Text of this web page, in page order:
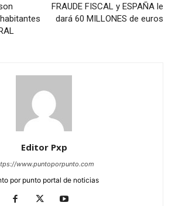
FRAUDE FISCAL y ESPAÑA le
dará 60 MILLONES de euros
Editor Pxp
www.puntoporpunto.com
por punto portal de noticias